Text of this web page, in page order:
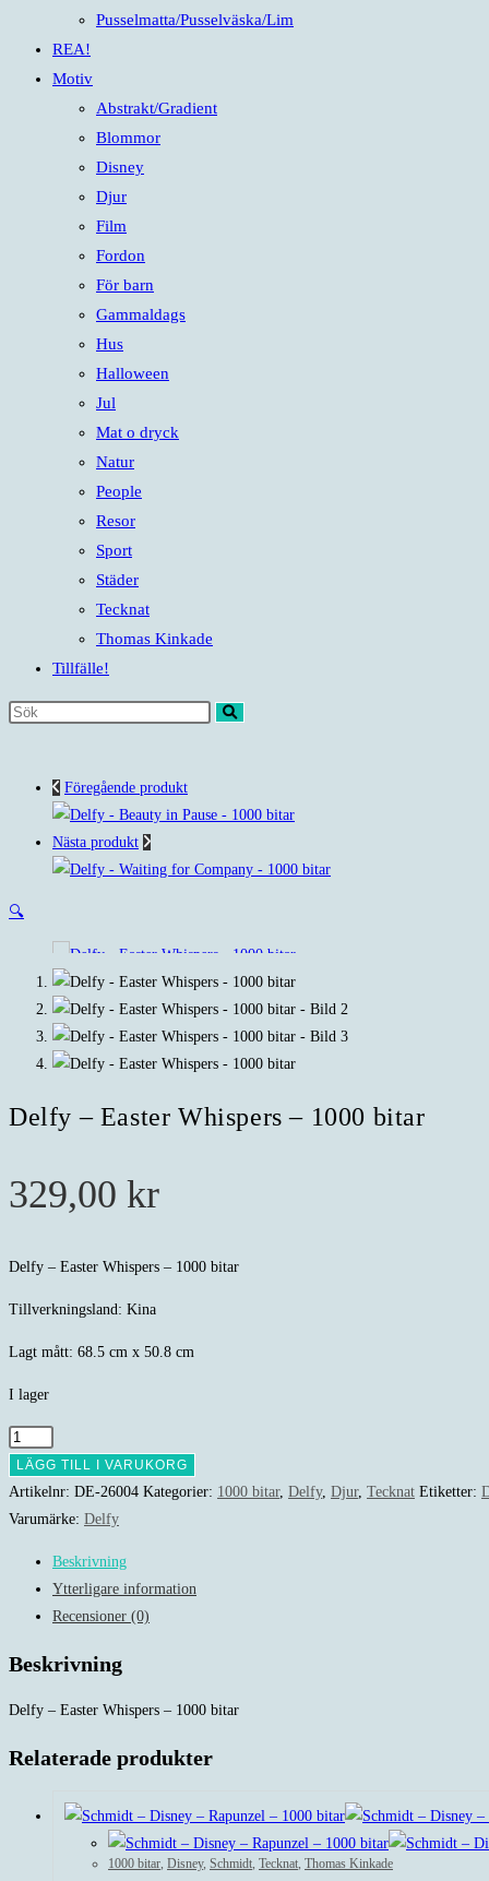
Pusselmatta/Pusselväska/Lim
REA!
Motiv
Abstrakt/Gradient
Blommor
Disney
Djur
Film
Fordon
För barn
Gammaldags
Hus
Halloween
Jul
Mat o dryck
Natur
People
Resor
Sport
Städer
Tecknat
Thomas Kinkade
Tillfälle!
Sök
webbplatsFöregående produkt
Nästa produkt
🔍
Delfy – Easter Whispers – 1000 bitar
329,00 kr
Delfy – Easter Whispers – 1000 bitar
Tillverkningsland: Kina
Lagt mått: 68.5 cm x 50.8 cm
I lager
Delfy
Easter
Whispers
LÄGG TILL I VARUKORG
Artikelnr: DE-26004 Kategorier: 1000 bitar, Delfy, Djur, Tecknat Etiketter:
Varumärke: Delfy
Beskrivning
Ytterligare information
Recensioner (0)
Beskrivning
Delfy – Easter Whispers – 1000 bitar
Relaterade produkter
1000 bitar, Disney, Schmidt, Tecknat, Thomas Kinkade